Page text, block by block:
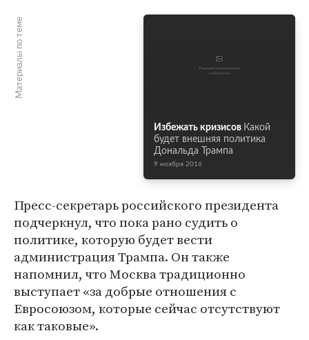
Материалы по теме
Избежать кризисов Какой
будет внешняя политика
Дональда Трампа
9 ноября 2016
Пресс-секретарь российского президента
подчеркнул, что пока рано судить о
политике, которую будет вести
администрация Трампа. Он также
напомнил, что Москва традиционно
выступает «за добрые отношения с
Евросоюзом, которые сейчас отсутствуют
как таковые».